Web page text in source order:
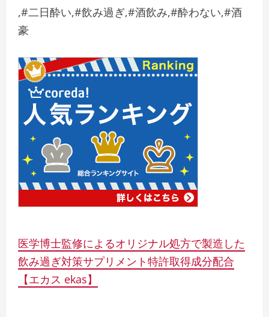
,#二日酔い,#飲み過ぎ,#酒飲み,#酔わない,#酒
豪
医学博士監修によるオリジナル処方で製造した
飲み過ぎ対策サプリメント特許取得成分配合
【エカス ekas】